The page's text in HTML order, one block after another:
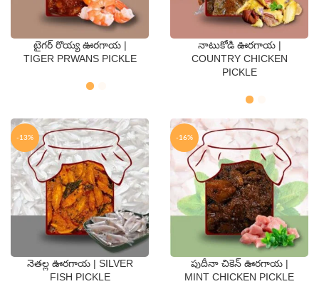
QTY
టైగర్ రొయ్య ఊరగాయ |
TIGER PRWANS PICKLE
QTY
500 Gms
నాటుకోడి ఊరగాయ |
COUNTRY CHICKEN
PICKLE
-13%
QTY
నెతల్ల ఊరగాయ | SILVER
FISH PICKLE
-16%
QTY
పుదీనా చికెన్ ఊరగాయ |
MINT CHICKEN PICKLE